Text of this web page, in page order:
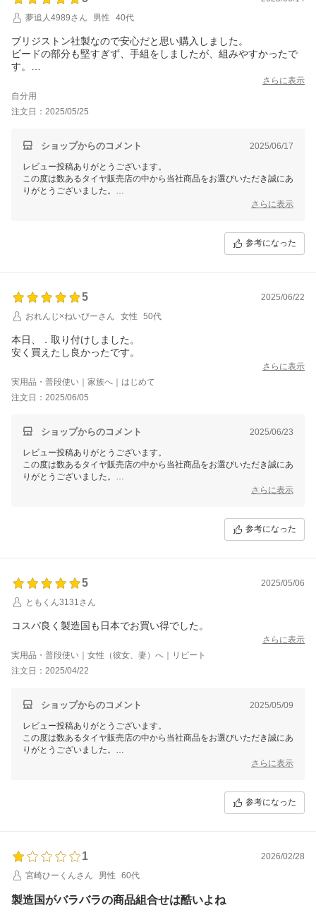
夢追人4989さん
男性 40代
ブリジストン社製なので安心だと思い購入しました。
ビードの部分も堅すぎず、手組をしましたが、組みやすかったで
す。
振動や音も、純正のブリジストン社製のタイヤとそこまで違いや
違和感は無かったです。
雨の日も気になるところはありませんでした。
購入して良かったです。
さらに表示
自分用
注文日：2025/05/25
ショップからのコメント 2025/06/17
レビュー投稿ありがとうございます。
この度は数あるタイヤ販売店の中から当社商品をお選びいただき誠にあ
りがとうございました。
今後ともお客様に満足頂けるような対応・サービスをスタッフ一同努め
さらに表示
参考になった
5
2025/06/22
おれんじ×ねいびーさん
女性 50代
本日、．取り付けしました。
安く買えたし良かったです。
さらに表示
実用品・普段使い｜家族へ｜はじめて
注文日：2025/06/05
ショップからのコメント 2025/06/23
レビュー投稿ありがとうございます。
この度は数あるタイヤ販売店の中から当社商品をお選びいただき誠にあ
りがとうございました。
今後ともお客様に満足頂けるような対応・サービスをスタッフ一同努め
さらに表示
参考になった
5
2025/05/06
ともくん3131さん
コスパ良く製造国も日本でお買い得でした。
さらに表示
実用品・普段使い｜女性（彼女、妻）へ｜リピート
注文日：2025/04/22
ショップからのコメント 2025/05/09
レビュー投稿ありがとうございます。
この度は数あるタイヤ販売店の中から当社商品をお選びいただき誠にあ
りがとうございました。
今後ともお客様に満足頂けるような対応・サービスをスタッフ一同努め
さらに表示
参考になった
1
2026/02/28
宮崎ひーくんさん
男性 60代
製造国がバラバラの商品組合せは酷いよね